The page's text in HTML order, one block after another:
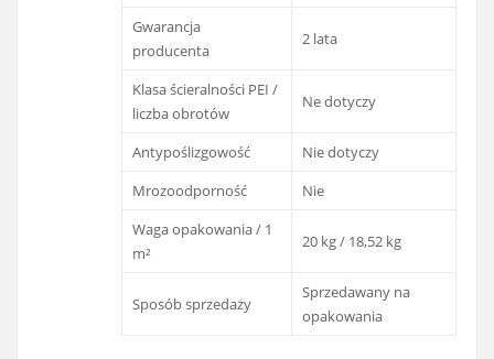
Gwarancja
producenta
2 lata
Klasa ścieralności PEI /
liczba obrotów
Ne dotyczy
Antypoślizgowość
Nie dotyczy
Mrozoodporność
Nie
Waga opakowania / 1
m²
20 kg / 18,52 kg
Sposób sprzedaży
Sprzedawany na
opakowania